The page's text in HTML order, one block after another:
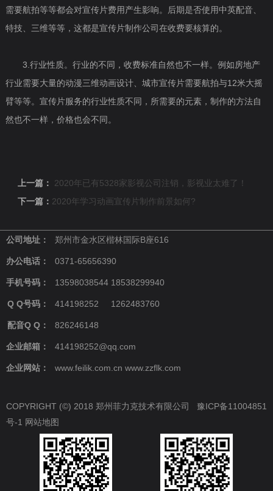
需要航拍等等都会对宣传片费用产生影响。后期是否使用中英配音、
特技、三维等等，这都是宣传片制作公司在收费要核算的。
3.行业性质。行业的不同，收费标准自然也不一样。例如房地产
行业需要大量的动漫三维动画设计、城市宣传片需要航拍与12米大摇
臂等等。宣传片服务的行业性质不同，所需要的元素，制作的方法自
然也不一样，价格也会不同。
上一篇：
2020年已有5328家影视公司注销，影视业太难了！
下一篇： 2020年学习动画宣传片制作前景如何?
公司地址： 郑州市金水区楷林国际B座616
办公电话： 0371-65656390
手机号码： 13598038544 18538299940
Q Q号码： 414198252 1262483760
配音Q Q： 826246148
企业邮箱： 414198252@qq.com
企业网站： www.feilik.com.cn www.zzflk.com
COPYRIGHT (©) 2018 郑州菲力克技术有限公司 豫ICP备11004851
号-1 网站地图